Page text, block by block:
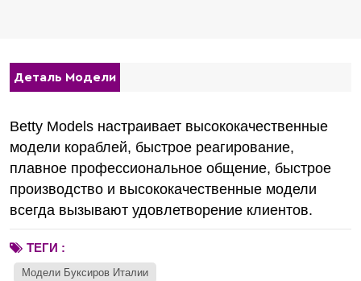
Деталь Модели
Betty Models настраивает высококачественные
модели кораблей, быстрое реагирование,
плавное профессиональное общение, быстрое
производство и высококачественные модели
всегда вызывают удовлетворение клиентов.
ТЕГИ :
Модели Буксиров Италии